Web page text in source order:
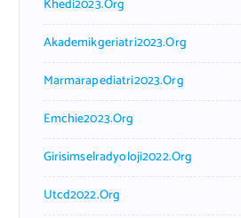
Khedi2023.org
Akademikgeriatri2023.org
Marmarapediatri2023.org
Emchie2023.org
Girisimselradyoloji2022.org
Utcd2022.org